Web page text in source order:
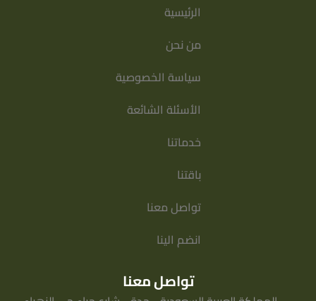
الرئيسية
من نحن
سياسة الخصوصية
الأسئلة الشائعة
خدماتنا
باقتنا
تواصل معنا
انضم الينا
تواصل معنا